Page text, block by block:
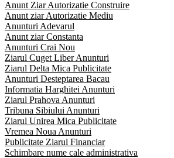
Anunt Ziar Autorizatie Construire
Anunt ziar Autorizatie Mediu
Anunturi Adevarul
Anunt ziar Constanta
Anunturi Crai Nou
Ziarul Cuget Liber Anunturi
Ziarul Delta Mica Publicitate
Anunturi Desteptarea Bacau
Informatia Harghitei Anunturi
Ziarul Prahova Anunturi
Tribuna Sibiului Anunturi
Ziarul Unirea Mica Publicitate
Vremea Noua Anunturi
Publicitate Ziarul Financiar
Schimbare nume cale administrativa